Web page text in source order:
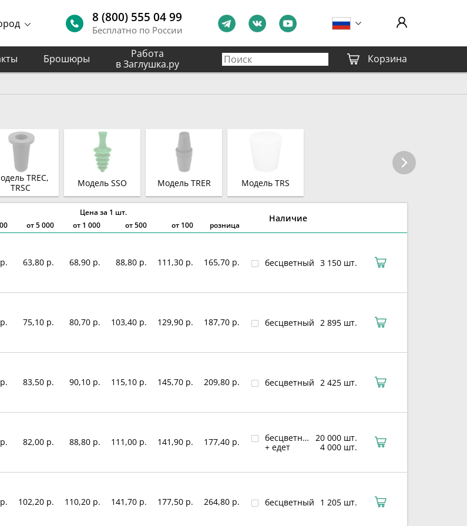
8 (800) 555 04 99
Бесплатно по России
Брошюры
Работа
в Заглушка.ру
Корзина
TREC,
TRSC
Модель SSO Модель TRER Модель TRS
Цена за 1 шт.
Наличие
от5 000 от 1 000 от 500 от 100 розница
63,80 р. 68,90 р. 88,80 р. 111,30 р. 165,70 р. бесцветный 3 150 шт.
75,10 р. 80,70 р. 103,40 р. 129,90 р. 187,70 р. бесцветный 2 895 шт.
83,50 р. 90,10 р. 115,10 р. 145,70 р. 209,80 р. бесцветный 2 425 шт.
82,00 р. 88,80 р. 111,00 р. 141,90 р. 177,40 р. бесцветный
20 000 шт.
+ едет
4 000 шт.
102,20 р. 110,20 р. 141,70 р. 177,50 р. 264,80 р. бесцветный 1 205 шт.